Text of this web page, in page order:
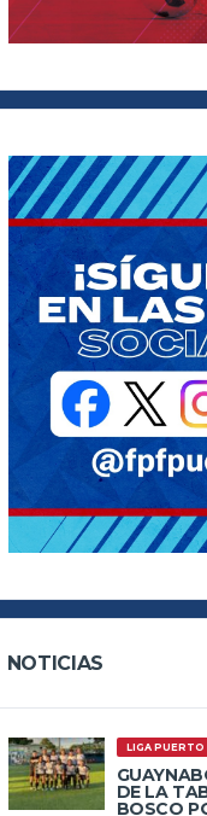
NOTICIAS
LIGA PUERTO
DE LA
BOSCO